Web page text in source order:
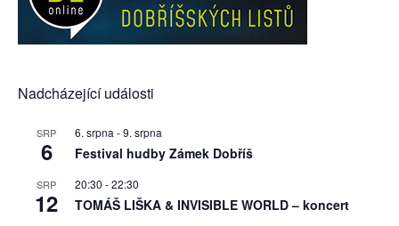
Nadcházející události
SRP
6
6. srpna -9. srpna
Festival hudby Zámek Dobříš
SRP
12
20:30 -22:30
TOMÁŠ LIŠKA & INVISIBLE WORLD – koncert